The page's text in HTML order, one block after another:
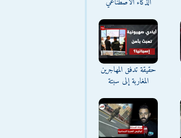
حقيقة تدفق المهاجرين
المغاربة إلى سبتة